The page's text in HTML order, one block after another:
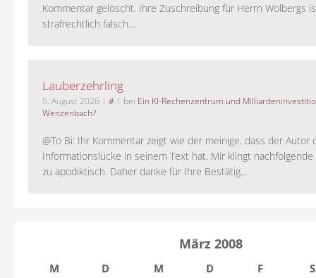
Kommentar gelöscht. Ihre Zuschreibung für Herrn Wolbergs
strafrechtlich falsch....
Lauberzehrling
5. August 2026 | # | bei Ein KI-Rechenzentrum und
Wenzenbach?
@To Bi: Ihr Kommentar zeigt wie der meinige, dass der Autor
Informationslücke in seinem Text hat. Mir klingt
zu apodiktisch. Daher danke für Ihre Bestätig...
März 2008
M D M D F
S